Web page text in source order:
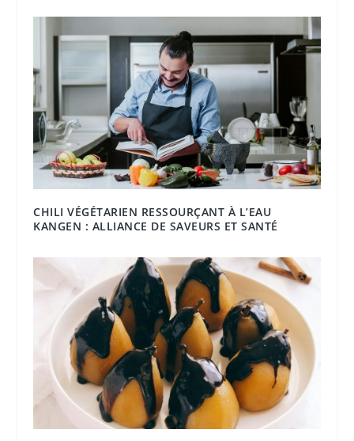
CHILI VÉGÉTARIEN RESSOURÇANT À L’EAU
KANGEN : ALLIANCE DE SAVEURS ET SANTÉ